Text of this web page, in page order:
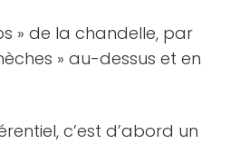
» de la chandelle, par
» au-dessus et en
c’est d’abord un